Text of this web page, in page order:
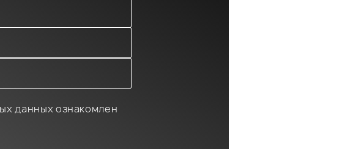
данных ознакомлен